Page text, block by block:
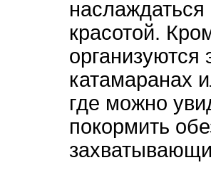
наслаждаться
красотой.
организуются
катамаранах
где можно
покормить